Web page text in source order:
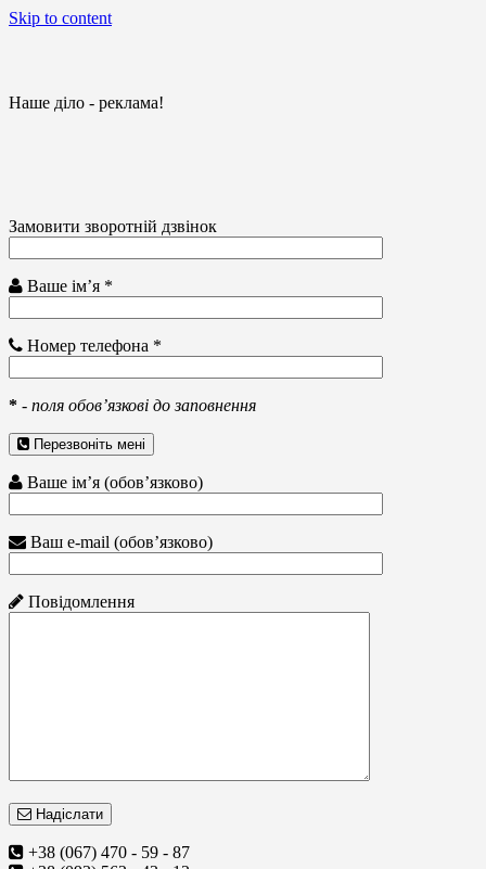
Skip to content
Наше діло - реклама!
Замовити зворотній дзвінок
Ваше ім’я *
Номер телефона *
* - поля обов’язкові до заповнення
Перезвоніть мені
Ваше ім’я (обов’язково)
Ваш e-mail (обов’язково)
Повідомлення
Надіслати
+38 (067) 470 - 59 - 87